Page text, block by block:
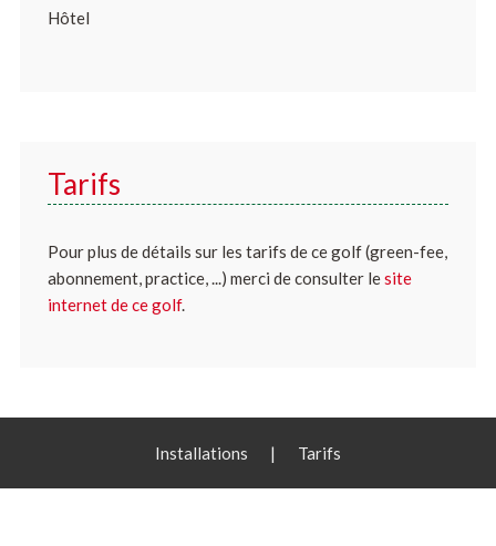
Hôtel
Tarifs
Pour plus de détails sur les tarifs de ce golf (green-fee,
abonnement, practice, ...) merci de consulter lesite
internet de ce golf.
Installations | Tarifs